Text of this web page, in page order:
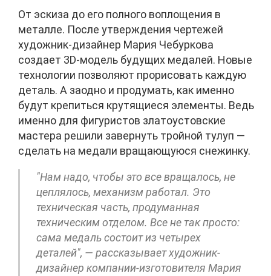
От эскиза до его полного воплощения в
металле. После утверждения чертежей
художник-дизайнер Мария Чебуркова
создает 3D-модель будущих медалей. Новые
технологии позволяют прорисовать каждую
деталь. А заодно и продумать, как именно
будут крепиться крутящиеся элементы. Ведь
именно для фигуристов златоустовские
мастера решили завернуть тройной тулуп —
сделать на медали вращающуюся снежинку.
"Нам надо, чтобы это все вращалось, не
цеплялось, механизм работал. Это
техническая часть, продуманная
техническим отделом. Все не так просто:
сама медаль состоит из четырех
деталей", — рассказывает художник-
дизайнер компании-изготовителя Мария